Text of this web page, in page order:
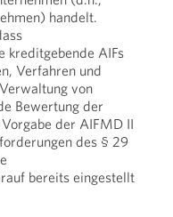
handelt.
kreditgebende AIFs
Verfahren und
von
Bewertung der
der AIFMD II
des § 29
bereits eingestellt